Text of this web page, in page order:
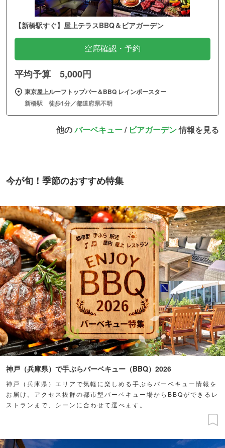
【新橋駅すぐ】屋上テラスBBQ＆ビアガーデン
空席確認・予約
平均予算 5,000円
東京屋上ルーフトップバー＆BBQ レインボースター
新橋駅 徒歩1分／都道府県不明
他のバーベキュー/ ビアガーデン情報を見る
今が旬！季節のおすすめ特集
神戸（兵庫県）で手ぶらバーベキュー（BBQ）2026
神戸（兵庫県）エリアで気軽に楽しめる手ぶらバーベキュー情報を
お届け。アクセス抜群の都市型バーベキュー場からBBQができるレ
ストランまで、シーンに合わせて選べます。